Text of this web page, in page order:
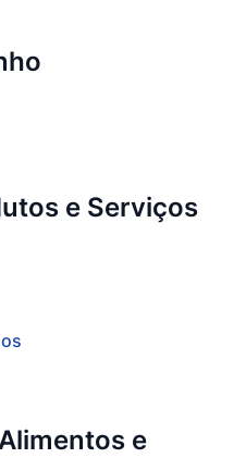
e Serviços
e